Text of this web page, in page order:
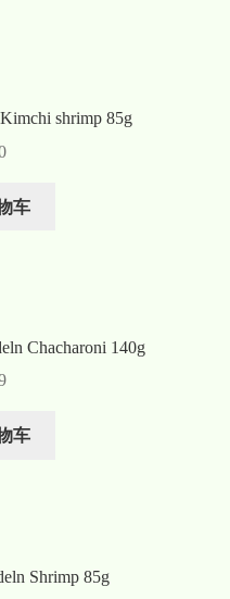
shrimp 85g
车
Chacharoni 140g
车
Shrimp 85g